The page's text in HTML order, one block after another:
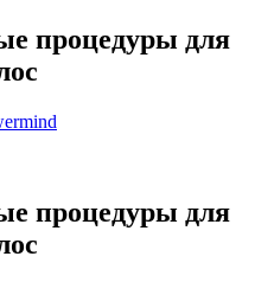
процедуры для
процедуры для